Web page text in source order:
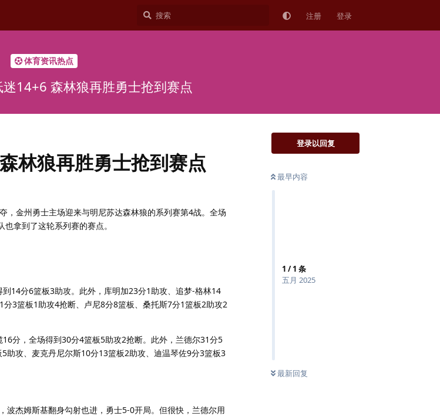
注册 登录
体育资讯热点
14+6 森林狼再胜勇士抢到赛点
登录以回复
最早内容
1 /1 条
五月 2025
最新回复
林狼再胜勇士抢到赛点
金州勇士主场迎来与明尼苏达森林狼的系列赛第4战。全场
拿到了这轮系列赛的赛点。
14分6篮板3助攻。此外，库明加23分1助攻、追梦-格林14
3篮板1助攻4抢断、卢尼8分8篮板、桑托斯7分1篮板2助攻2
分，全场得到30分4篮板5助攻2抢断。此外，兰德尔31分5
攻、麦克丹尼尔斯10分13篮板2助攻、迪温琴佐9分3篮板3
杰姆斯基翻身勾射也进，勇士5-0开局。但很快，兰德尔用